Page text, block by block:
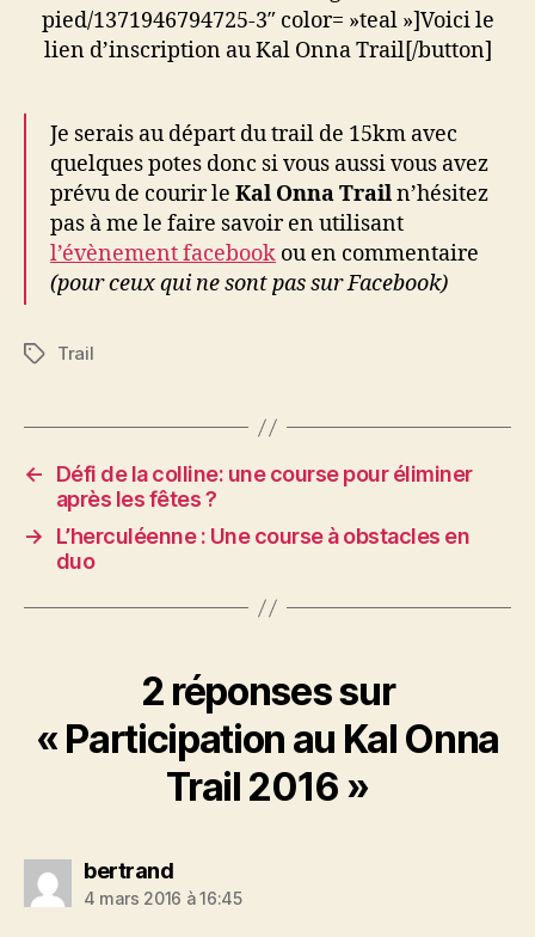
pied/1371946794725-3″ color= »teal »]Voici le
lien d’inscription au Kal Onna Trail[/button]
Je serais au départ du trail de 15km avec
quelques potes donc si vous aussi vous avez
prévu de courir le Kal Onna Trailn’hésitez
pas à me le faire savoir en utilisant
l’évènement facebook ou en commentaire
(pour ceux qui ne sont pas sur Facebook)
Étiquettes
Trail
←
Défi de la colline: une course pour éliminer
après les fêtes ?
→
L’herculéenne : Une course à obstacles en
duo
2 réponses sur
« Participation au Kal Onna
Trail 2016 »
bertranddit :
4 mars 2016 à 16:45